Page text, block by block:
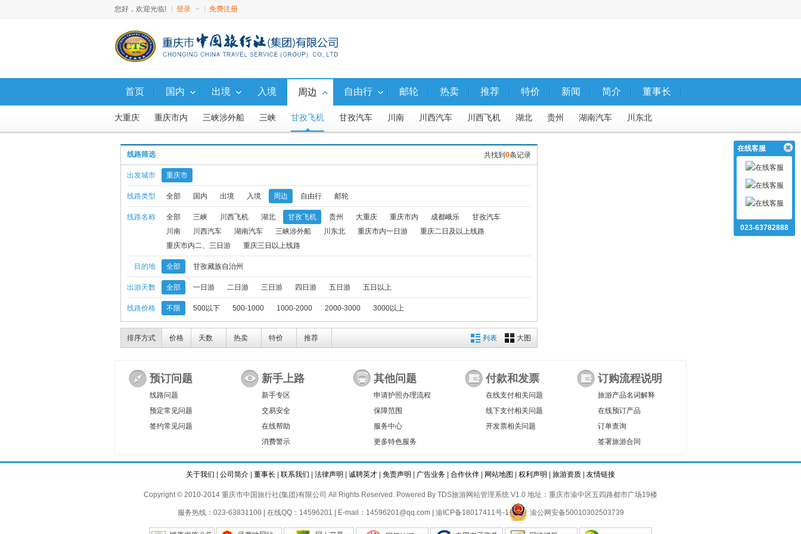
您好，欢迎光临! 登录 免费注册
首页 国内 出境 入境 周边
大重庆 重庆市内 三峡涉外船 三峡 甘孜飞机 甘孜汽车 川南 川西汽车 川西飞机 湖北 贵州 湖南汽车 川东北
成都峨乐 重庆市内一日游 重庆二日及以上线路
重庆三日以上线路
自由行 邮轮 热卖 推荐 特价 新闻 简介 董事长
共找到 0条记录
线路筛选
出发城市 重庆市
线路类型 全部 国内 出境 入境 周边 自由行 邮轮
线路名称 全部 三峡 川西飞机 湖北 甘孜飞机 贵州 大重庆 重庆市内 成都峨乐
甘孜汽车
川南
川西汽车 湖南汽车 三峡涉外船 川东北 重庆市内一日游
重庆二日及以上线路
重庆市内二、三日游
重庆三日以上线路
目的地 全部 甘孜藏族自治州
出游天数 全部 一日游 二日游 三日游 四日游 五日游 五日以上
线路价格 不限 500以下 500-1000 1000-2000 2000-3000 3000以上
列表 大图
排序方式 价格 天数 热卖 特价 推荐
预订问题
线路问题
预定常见问题
签约常见问题
新手上路
新手专区
交易安全
在线帮助
消费警示
其他问题
申请护照办理流程
保障范围
服务中心
更多特色服务
付款和发票
在线支付相关问题
线下支付相关问题
开发票相关问题
订购流程说明
旅游产品名词解释
在线预订产品
订单查询
签署旅游合同
关于我们 公司简介 董事长 联系我们 法律声明 诚聘英才 免责声明 广告业务 合作伙伴 网站地图 权利声明 旅游资质 友情链接
Copyright © 2010-2014 重庆市中国旅行社(集团)有限公司 All Rights Reserved. Powered By TDS旅游网站管理系统 V1.0 地址：重庆市渝中区五四路都市广场19楼
服务热线：023-63831100 | 在线QQ：14596201 | E-mail：14596201@qq.com | 渝ICP备18017411号-1 渝公网安备50010302503739
在线客服
023-63782888